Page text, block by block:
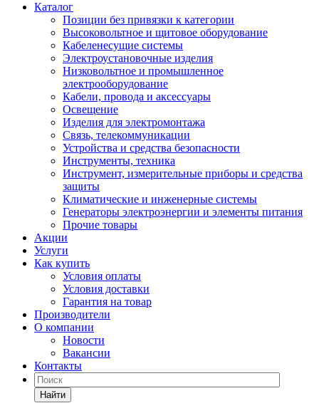
Каталог
Позиции без привязки к категории
Высоковольтное и щитовое оборудование
Кабеленесущие системы
Электроустановочные изделия
Низковольтное и промышленное
электрооборудование
Кабели, провода и аксессуары
Освещение
Изделия для электромонтажа
Связь, телекоммуникации
Устройства и средства безопасности
Инструменты, техника
Инструмент, измерительные приборы и средства
защиты
Климатические и инженерные системы
Генераторы электроэнергии и элементы питания
Прочие товары
Акции
Услуги
Как купить
Условия оплаты
Условия доставки
Гарантия на товар
Производители
О компании
Новости
Вакансии
Контакты
Найти